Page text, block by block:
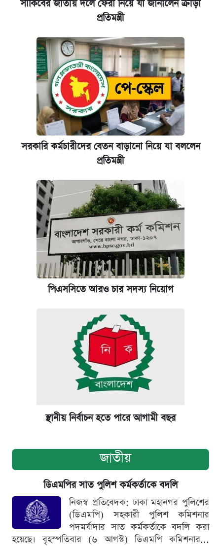
সাকিবের জাতীয় দলে ফেরা নিয়ে যা জানালেন ক্রীড়া
প্রতিমন্ত্রী
সরকারি কর্মচারীদের বেতন বাড়ানো নিয়ে যা বললেন
প্রতিমন্ত্রী
পিএসসিতে আরও চার সদস্য নিয়োগ
স্থানীয় নির্বাচন হতে পারে আগামী বছর
জাতীয়
ডিএমপির সাত পুলিশ কর্মকর্তাকে বদলি
নিজস্ব প্রতিবেদক: ঢাকা মহানগর পুলিশের
(ডিএমপি) সহকারী পুলিশ কমিশনার
পদমর্যাদার সাত কর্মকর্তাকে বদলি করা
হয়েছে। বৃহস্পতিবার (৬ আগস্ট) ডিএমপি কমিশনার...